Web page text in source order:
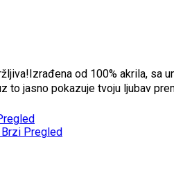
od 100% akrila, sa
to jasno pokazuje tvoju ljubav
Brzi Pregled